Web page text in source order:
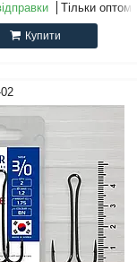
Тільки оптом
Купити